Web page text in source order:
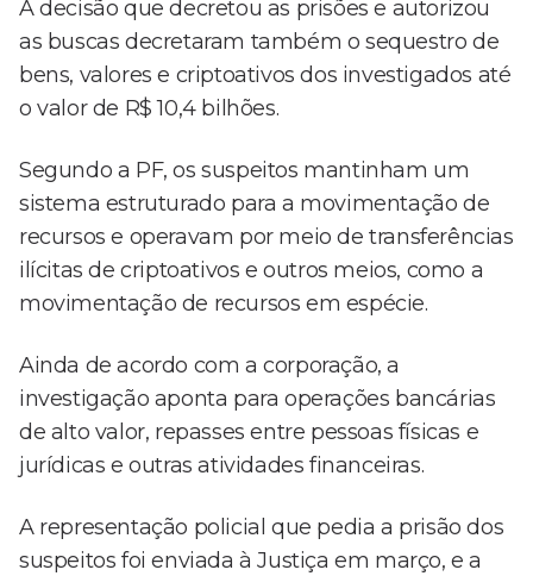
A decisão que decretou as prisões e autorizou
as buscas decretaram também o sequestro de
bens, valores e criptoativos dos investigados até
o valor de R$ 10,4 bilhões.
Segundo a PF, os suspeitos mantinham um
sistema estruturado para a movimentação de
recursos e operavam por meio de transferências
ilícitas de criptoativos e outros meios, como a
movimentação de recursos em espécie.
Ainda de acordo com a corporação, a
investigação aponta para operações bancárias
de alto valor, repasses entre pessoas físicas e
jurídicas e outras atividades financeiras.
A representação policial que pedia a prisão dos
suspeitos foi enviada à Justiça em março, e a